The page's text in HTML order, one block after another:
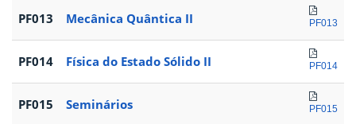
PF013 Mecânica Quântica II PF013
PF014 Física do Estado Sólido II PF014
PF015 Seminários PF015